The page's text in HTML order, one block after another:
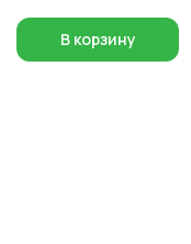
В корзину